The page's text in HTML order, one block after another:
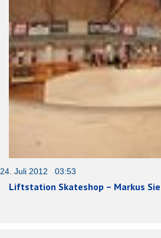
24. Juli 2012 03:53
Liftstation Skateshop – Markus